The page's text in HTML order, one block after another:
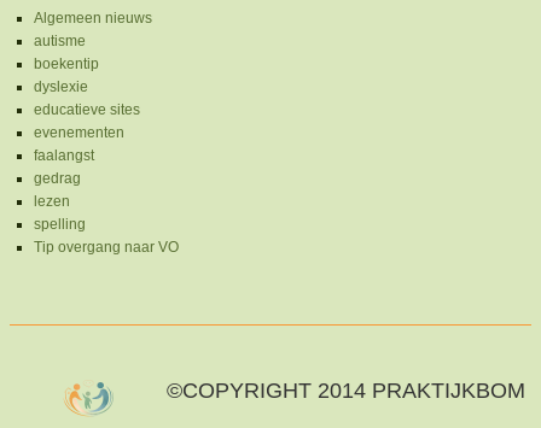
Algemeen nieuws
autisme
boekentip
dyslexie
educatieve sites
evenementen
faalangst
gedrag
lezen
spelling
Tip overgang naar VO
©COPYRIGHT 2014 PRAKTIJKBOM